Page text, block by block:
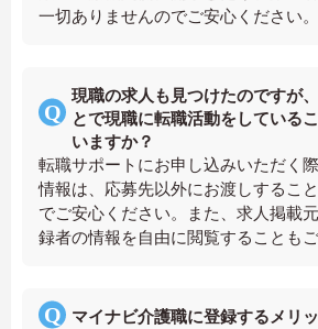
一切ありませんのでご安心ください。
現職の求人も見つけたのですが
とで現職に転職活動をしている
いますか？
転職サポートにお申し込みいただく
情報は、応募先以外にお渡しするこ
でご安心ください。また、求人掲載
録者の情報を自由に閲覧することもご
マイナビ介護職に登録するメリ